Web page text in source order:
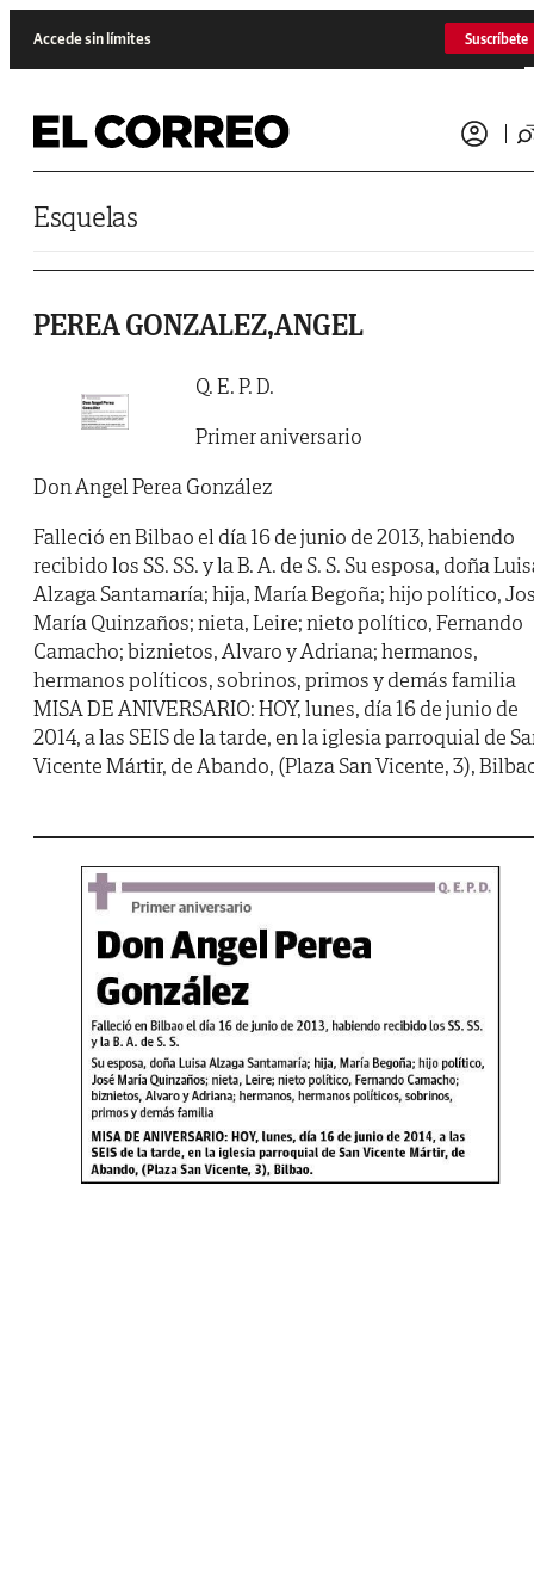
Accede sin límites Suscríbete
Esquelas
PEREA GONZALEZ,ANGEL
Q. E. P. D.
Primer aniversario
Don Angel Perea González
Falleció en Bilbao el día 16 de junio de 2013, habiendo
recibido los SS. SS. y la B. A. de S. S. Su esposa, doña
Alzaga Santamaría; hija, María Begoña; hijo político,
María Quinzaños; nieta, Leire; nieto político, Fernando
Camacho; biznietos, Alvaro y Adriana; hermanos,
hermanos políticos, sobrinos, primos y demás familia
MISA DE ANIVERSARIO: HOY, lunes, día 16 de junio de
2014, a las SEIS de la tarde, en la iglesia parroquial de
Vicente Mártir, de Abando, (Plaza San Vicente, 3),